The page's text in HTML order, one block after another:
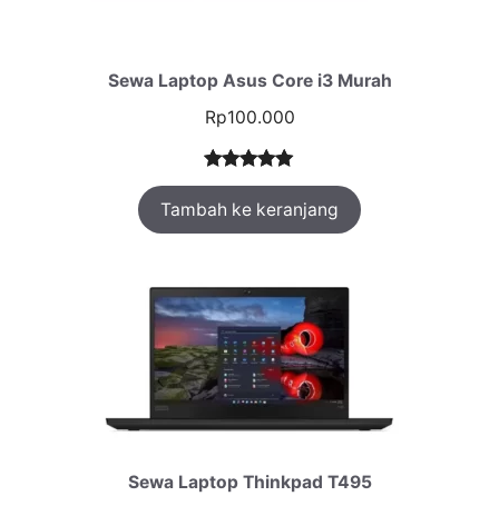
Sewa Laptop Asus Core i3 Murah
Rp100.000
Peringkat
5.00dari 5
berdasarka
1
pelanggan
Tambah ke keranjang
Sewa Laptop Thinkpad T495